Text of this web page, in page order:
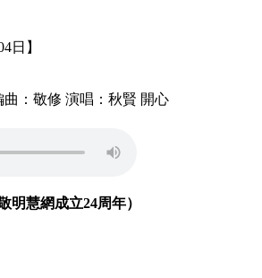
日】
：敬修 演唱：秋賢 開心
明慧網成立24周年）